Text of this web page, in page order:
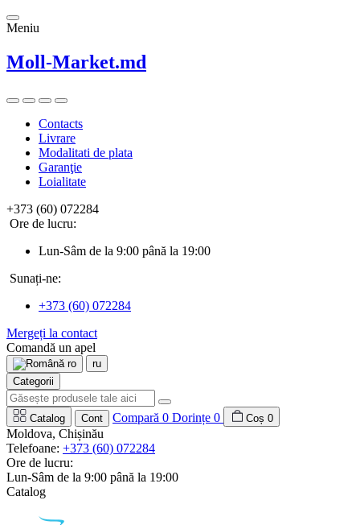
Meniu
Moll-Market.md
Contacts
Livrare
Modalitati de plata
Garanţie
Loialitate
+373 (60) 072284
Ore de lucru:
Lun-Sâm de la 9:00 până la 19:00
Sunați-ne:
+373 (60) 072284
Mergeți la contact
Comandă un apel
ro
ru
Categorii
Catalog Cont Compară 0 Dorințe 0 Coș 0
Moldova, Chișinău
Telefoane: +373 (60) 072284
Ore de lucru:
Lun-Sâm de la 9:00 până la 19:00
Catalog